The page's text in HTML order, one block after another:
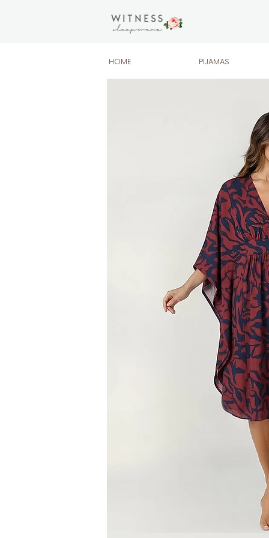
HOME PIJAMAS